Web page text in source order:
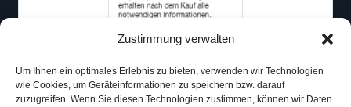
Zustimmung verwalten
Um Ihnen ein optimales Erlebnis zu bieten, verwenden wir Technologien
wie Cookies, um Geräteinformationen zu speichern bzw. darauf
zuzugreifen. Wenn Sie diesen Technologien zustimmen, können wir Daten